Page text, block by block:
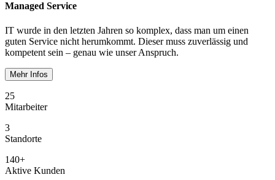
Managed Service
IT wurde in den letzten Jahren so komplex, dass man um einen
guten Service nicht herumkommt. Dieser muss zuverlässig und
kompetent sein – genau wie unser Anspruch.
Mehr Infos
25
Mitarbeiter
3
Standorte
140+
Aktive Kunden